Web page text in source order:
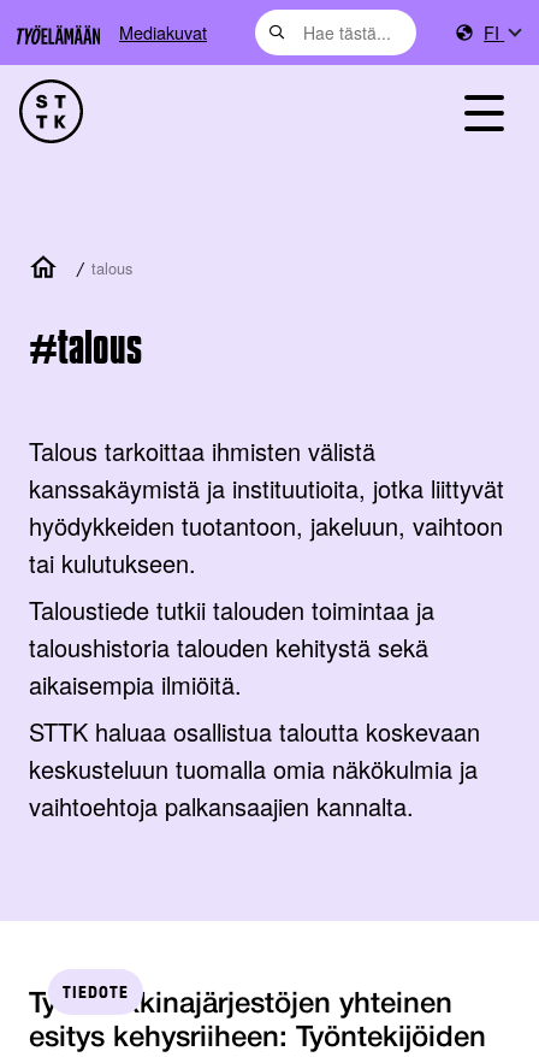
Mediakuvat FI
/ talous
talous
Talous tarkoittaa ihmisten välistä
kanssakäymistä ja instituutioita, jotka liittyvät
hyödykkeiden tuotantoon, jakeluun, vaihtoon
tai kulutukseen.
Taloustiede tutkii talouden toimintaa ja
taloushistoria talouden kehitystä sekä
aikaisempia ilmiöitä.
STTK haluaa osallistua taloutta koskevaan
keskusteluun tuomalla omia näkökulmia ja
vaihtoehtoja palkansaajien kannalta.
TIEDOTE
Työmarkkinajärjestöjen yhteinen
esitys kehysriiheen: Työntekijöiden